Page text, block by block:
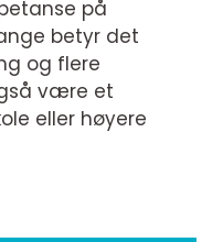
på
betyr det
og flere
være et
eller høyere